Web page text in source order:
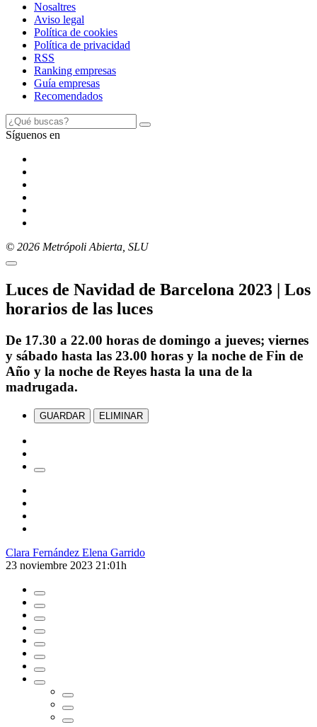
Nosaltres
Aviso legal
Política de cookies
Política de privacidad
RSS
Ranking empresas
Guía empresas
Recomendados
Síguenos en
© 2026 Metrópoli Abierta, SLU
Luces de Navidad de Barcelona 2023 | Los
horarios de las luces
De 17.30 a 22.00 horas de domingo a jueves; viernes
y sábado hasta las 23.00 horas y la noche de Fin de
Año y la noche de Reyes hasta la una de la
madrugada.
GUARDAR ELIMINAR
Clara Fernández Elena Garrido
23 noviembre 2023 21:01h